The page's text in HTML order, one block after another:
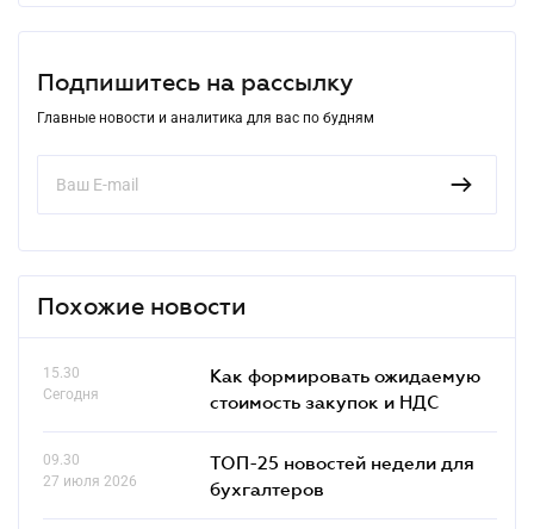
Подпишитесь на рассылку
Главные новости и аналитика для вас по будням
Похожие новости
15.30
Сегодня
Как формировать ожидаемую
стоимость закупок и НДС
09.30
27 июля 2026
ТОП-25 новостей недели для
бухгалтеров